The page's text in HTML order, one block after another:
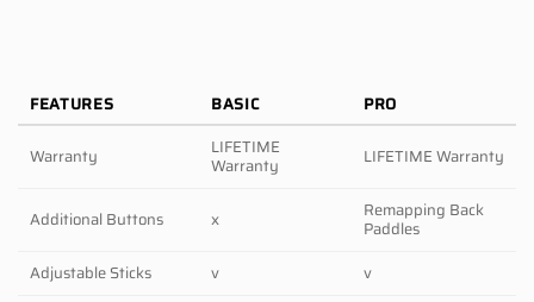
FEATURES BASIC PRO
Warranty LIFETIME
Warranty LIFETIME Warranty
Additional Buttons x Remapping Back
Paddles
Adjustable Sticks
v
v